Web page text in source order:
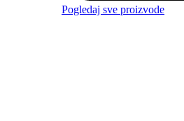
Pogledaj sve proizvode